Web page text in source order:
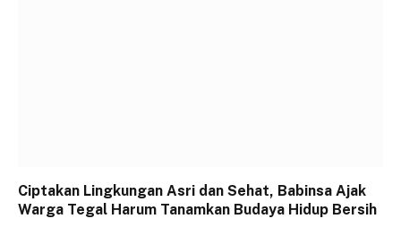
Ciptakan Lingkungan Asri dan Sehat, Babinsa Ajak
Warga Tegal Harum Tanamkan Budaya Hidup Bersih